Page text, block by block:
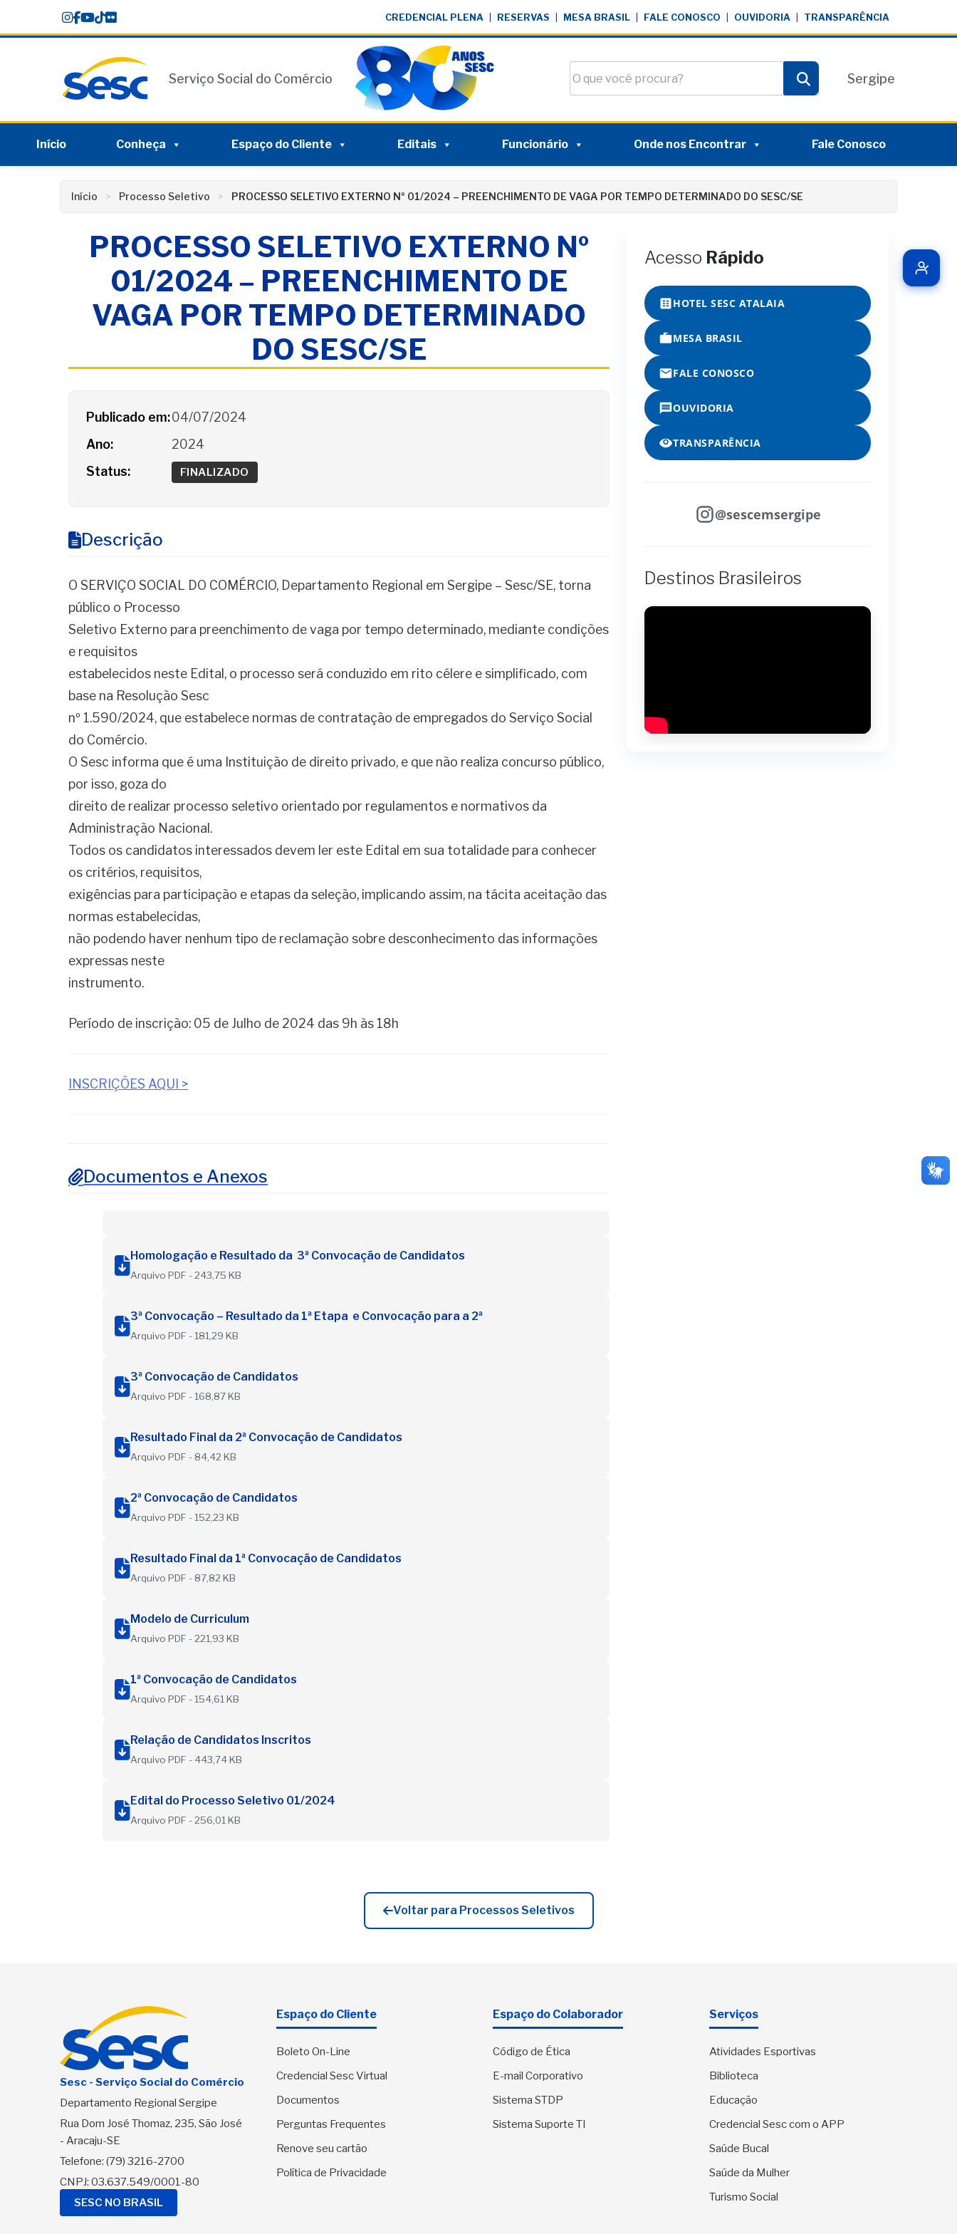
content
CREDENCIAL PLENA RESERVAS MESA BRASIL FALE CONOSCO OUVIDORIA TRANSPARÊNCIA
Serviço Social do Comércio
Pesquisar
Sergipe
Início Conheça Espaço do Cliente Editais Funcionário Onde nos Encontrar Fale Conosco
Início Processo Seletivo PROCESSO SELETIVO EXTERNO Nº 01/2024 – PREENCHIMENTO DE VAGA POR TEMPO DETERMINADO DO SESC/SE
PROCESSO SELETIVO EXTERNO Nº
01/2024 – PREENCHIMENTO DE
VAGA POR TEMPO DETERMINADO
DO SESC/SE
Detalhes do Processo Seletivo
Publicado em:04/07/2024
Ano:
2024
Status:
FINALIZADO
Descrição
O SERVIÇO SOCIAL DO COMÉRCIO, Departamento Regional em Sergipe – Sesc/SE, torna
público o Processo
Seletivo Externo para preenchimento de vaga por tempo determinado, mediante condições
e requisitos
estabelecidos neste Edital, o processo será conduzido em rito célere e simplificado, com
base na Resolução Sesc
nº 1.590/2024, que estabelece normas de contratação de empregados do Serviço Social
do Comércio.
O Sesc informa que é uma Instituição de direito privado, e que não realiza concurso público,
por isso, goza do
direito de realizar processo seletivo orientado por regulamentos e normativos da
Administração Nacional.
Todos os candidatos interessados devem ler este Edital em sua totalidade para conhecer
os critérios, requisitos,
exigências para participação e etapas da seleção, implicando assim, na tácita aceitação das
normas estabelecidas,
não podendo haver nenhum tipo de reclamação sobre desconhecimento das informações
expressas neste
instrumento.
Período de inscrição: 05 de Julho de 2024 das 9h às 18h
INSCRIÇÕES AQUI >
Documentos e Anexos
Homologação e Resultado da 3ª Convocação de Candidatos
Arquivo PDF - 243,75 KB
3ª Convocação – Resultado da 1ª Etapa e Convocação para a 2ª
Arquivo PDF - 181,29 KB
3ª Convocação de Candidatos
Arquivo PDF - 168,87 KB
Resultado Final da 2ª Convocação de Candidatos
Arquivo PDF - 84,42 KB
2ª Convocação de Candidatos
Arquivo PDF - 152,23 KB
Resultado Final da 1ª Convocação de Candidatos
Arquivo PDF - 87,82 KB
Modelo de Curriculum
Arquivo PDF - 221,93 KB
1ª Convocação de Candidatos
Arquivo PDF - 154,61 KB
Relação de Candidatos Inscritos
Arquivo PDF - 443,74 KB
Edital do Processo Seletivo 01/2024
Arquivo PDF - 256,01 KB
Acesso Rápido
HOTEL SESC ATALAIA
MESA BRASIL
FALE CONOSCO
OUVIDORIA
TRANSPARÊNCIA
@sescemsergipe
Destinos Brasileiros
Voltar para Processos Seletivos
Sesc - Serviço Social do Comércio
Departamento Regional Sergipe
Rua Dom José Thomaz, 235, São José
- Aracaju-SE
Telefone: (79) 3216-2700
CNPJ: 03.637.549/0001-80
SESC NO BRASIL
Espaço do Cliente
Boleto On-Line
Credencial Sesc Virtual
Documentos
Perguntas Frequentes
Renove seu cartão
Política de Privacidade
Espaço do Colaborador
Código de Ética
E-mail Corporativo
Sistema STDP
Sistema Suporte TI
Serviços
Atividades Esportivas
Biblioteca
Educação
Credencial Sesc com o APP
Saúde Bucal
Saúde da Mulher
Turismo Social